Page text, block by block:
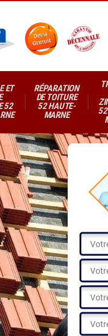
ET
52
RÉPARATION
DE TOITURE
52 HAUTE-
MARNE